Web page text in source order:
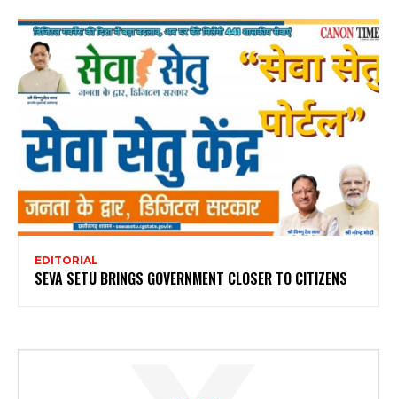
EDITORIAL
SEVA SETU BRINGS GOVERNMENT CLOSER TO CITIZENS